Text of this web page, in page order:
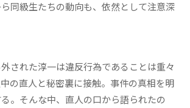
同級生たちの動向も、依然として注意深
された淳一は違反行為であることは重々
の直人と秘密裏に接触。事件の真相を明
。そんな中、直人の口から語られたの